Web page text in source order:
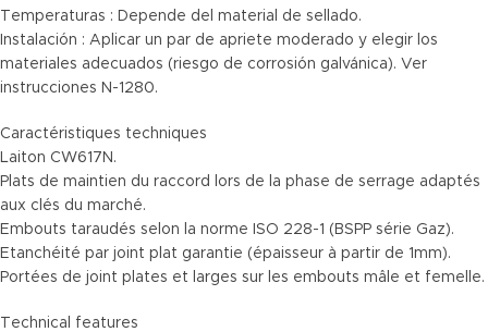
Temperaturas : Depende del material de sellado.
Instalación : Aplicar un par de apriete moderado y elegir los
materiales adecuados (riesgo de corrosión galvánica). Ver
instrucciones N-1280.
Caractéristiques techniques
Laiton CW617N.
Plats de maintien du raccord lors de la phase de serrage adaptés
aux clés du marché.
Embouts taraudés selon la norme ISO 228-1 (BSPP série Gaz).
Etanchéité par joint plat garantie (épaisseur à partir de 1mm).
Portées de joint plates et larges sur les embouts mâle et femelle.
Technical features